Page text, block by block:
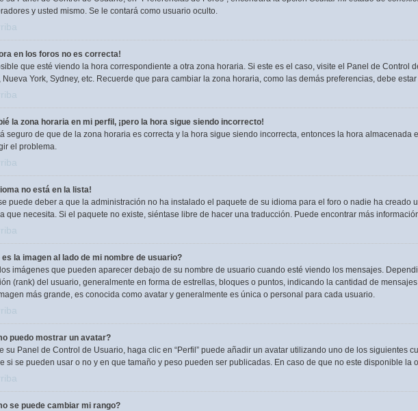
y usted mismo. Se le contará como usuario oculto.
en los foros no es correcta!
que esté viendo la hora correspondiente a otra zona horaria. Si este es el caso, visite el Panel de
Nueva York, Sydney, etc. Recuerde que para cambiar la zona horaria, como las demás preferencias, debe
la zona horaria en mi perfil, ¡pero la hora sigue siendo incorrecto!
seguro de que de la zona horaria es correcta y la hora sigue siendo incorrecta, entonces la hora
el problema.
no está en la lista!
puede deber a que la administración no ha instalado el paquete de su idioma para el foro o nadie ha
que necesita. Si el paquete no existe, siéntase libre de hacer una traducción. Puede encontrar más
es la imagen al lado de mi nombre de usuario?
imágenes que pueden aparecer debajo de su nombre de usuario cuando esté viendo los mensajes.
(rank) del usuario, generalmente en forma de estrellas, bloques o puntos, indicando la cantidad de
más grande, es conocida como avatar y generalmente es única o personal para cada usuario.
puedo mostrar un avatar?
su Panel de Control de Usuario, haga clic en “Perfil” puede añadir un avatar utilizando uno de los siguientes
si se pueden usar o no y en que tamaño y peso pueden ser publicadas. En caso de que no este disponible
se puede cambiar mi rango?